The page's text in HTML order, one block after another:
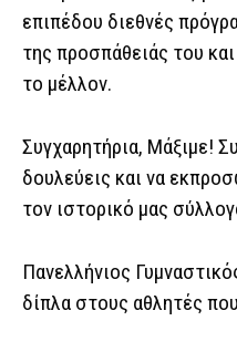
επιπέδου διεθνές
της προσπάθειάς του και
το μέλλον.
Συγχαρητήρια, Μάξιμε!
δουλεύεις και να
τον ιστορικό μας
Πανελλήνιος
δίπλα στους αθλητές